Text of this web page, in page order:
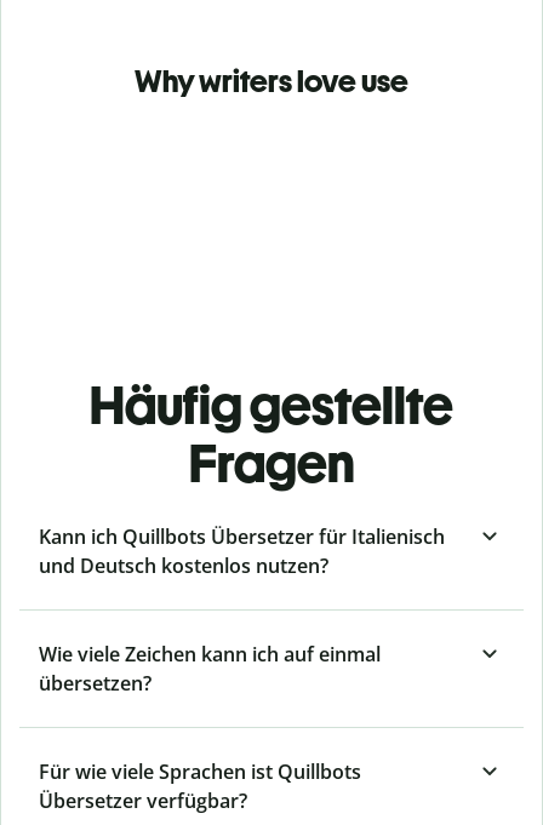
Why writers love use
Häufig gestellte
Fragen
Kann ich Quillbots Übersetzer für Italienisch
und Deutsch kostenlos nutzen?
Wie viele Zeichen kann ich auf einmal
übersetzen?
Für wie viele Sprachen ist Quillbots
Übersetzer verfügbar?